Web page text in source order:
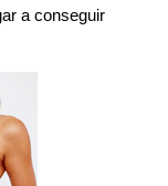
a conseguir